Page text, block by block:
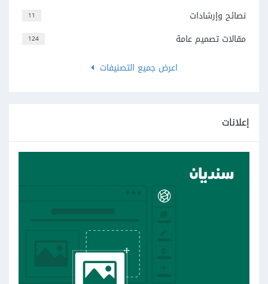
11 نصائح وإرشادات
124
مقالات تصميم عامة
اعرض جميع التصنيفات
إعلانات